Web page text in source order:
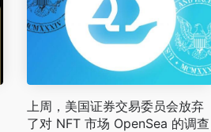
上周，美国证券交易委员会放弃
了对 NFT 市场 OpenSea 的调查